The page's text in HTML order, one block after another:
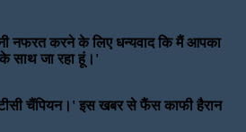
नफरत करने के लिए धन्यवाद कि मैं आपका
साथ जा रहा हूं।'
चैंपियन।' इस खबर से फैंस काफी हैरान